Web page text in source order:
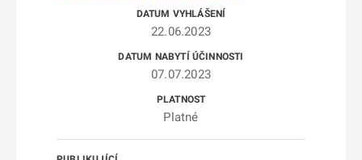
22.06.2023
07.07.2023
Platné